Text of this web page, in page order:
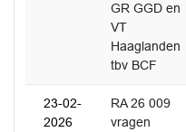
GR GGD en
VT
Haaglanden
tbv BCF
23-02-
2026
RA 26 009
vragen